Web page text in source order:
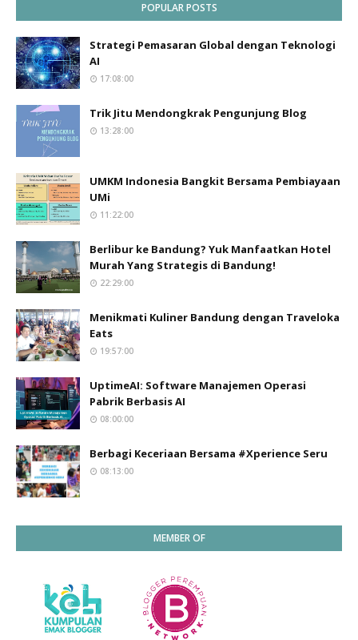
POPULAR POSTS
Strategi Pemasaran Global dengan Teknologi
AI
17:08:00
Trik Jitu Mendongkrak Pengunjung Blog
13:28:00
UMKM Indonesia Bangkit Bersama Pembiayaan
UMi
11:22:00
Berlibur ke Bandung? Yuk Manfaatkan Hotel
Murah Yang Strategis di Bandung!
22:29:00
Menikmati Kuliner Bandung dengan Traveloka
Eats
19:57:00
UptimeAI: Software Manajemen Operasi
Pabrik Berbasis AI
08:00:00
Berbagi Keceriaan Bersama #Xperience Seru
08:13:00
MEMBER OF